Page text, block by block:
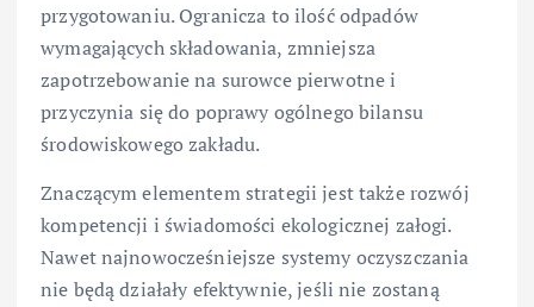
przygotowaniu. Ogranicza to ilość odpadów
wymagających składowania, zmniejsza
zapotrzebowanie na surowce pierwotne i
przyczynia się do poprawy ogólnego bilansu
środowiskowego zakładu.
Znaczącym elementem strategii jest także rozwój
kompetencji i świadomości ekologicznej załogi.
Nawet najnowocześniejsze systemy oczyszczania
nie będą działały efektywnie, jeśli nie zostaną